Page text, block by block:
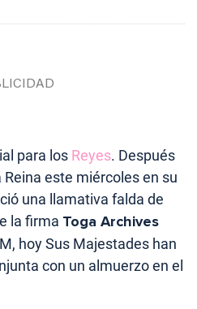
para los Reyes. Después
este miércoles en su
una llamativa falda de
la firma Toga Archives
hoy Sus Majestades han
con un almuerzo en el